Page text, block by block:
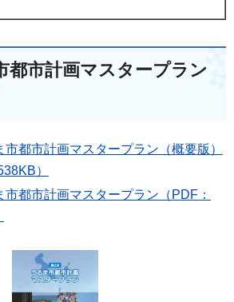
都市計画マスタープラン
市都市計画マスタープラン（概要版）
）
市都市計画マスタープラン（PDF：